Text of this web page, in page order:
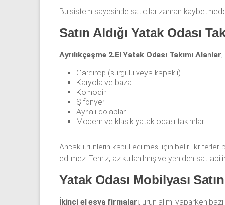
Bu sistem sayesinde satıcılar zaman
Satın Aldığı Yatak Odası
Ayrılıkçeşme 2.El Yatak Odası Takımı Alanlar
Gardırop (sürgülü veya kapaklı)
Karyola ve baza
Komodin
Şifonyer
Aynalı dolaplar
Modern ve klasik yatak odası takımları
Ancak ürünlerin kabul edilmesi için belirli kriterler
edilmez. Temiz, az kullanılmış ve yeniden
Yatak Odası Mobilyası
İkinci el eşya firmaları, ürün alımı yaparken